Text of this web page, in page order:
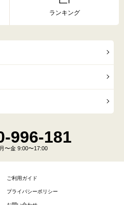
ランキング
996-181
月〜金 9:00〜17:00
ご利用ガイド
プライバシーポリシー